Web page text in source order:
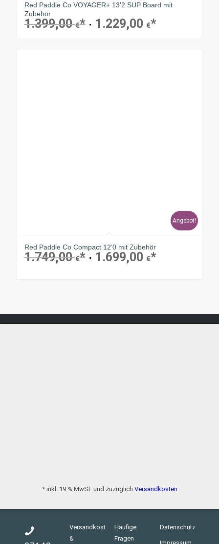
Red Paddle Co VOYAGER+ 13’2 SUP Board mit
Zubehör
1.399,00€
Ursprünglicher
1.229,00 €
Aktueller
Red Paddle Co Compact 12‘0 mit Zubehör
1.749,00€
Ursprünglicher
1.699,00 €
Aktueller
Angebot!
* inkl. 19 % MwSt. und zuzüglich Versandkosten
Versandkosten
&
Häufige
Fragen
Datenschutz